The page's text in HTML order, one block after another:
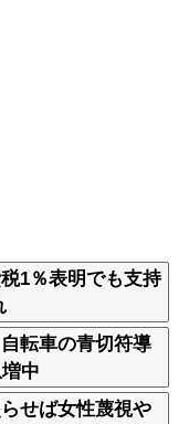
1％表明でも支持
転車の青切符導
中
せば女性蔑視や